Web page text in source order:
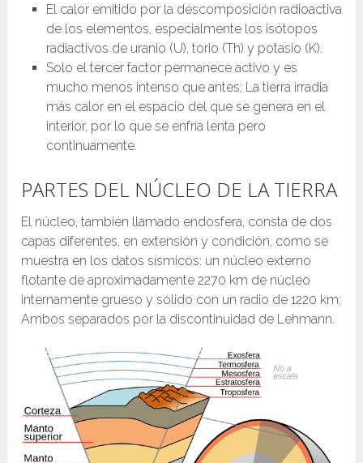
El calor emitido por la descomposición radioactiva
de los elementos, especialmente los isótopos
radiactivos de uranio (U), torio (Th) y potasio (K).
Solo el tercer factor permanece activo y es
mucho menos intenso que antes; La tierra irradia
más calor en el espacio del que se genera en el
interior, por lo que se enfría lenta pero
continuamente.
PARTES DEL NÚCLEO DE LA TIERRA
El núcleo, también llamado endosfera, consta de dos
capas diferentes, en extensión y condición, como se
muestra en los datos sísmicos: un núcleo externo
flotante de aproximadamente 2270 km de núcleo
internamente grueso y sólido con un radio de 1220 km;
Ambos separados por la discontinuidad de Lehmann.